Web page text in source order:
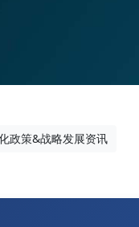
政策&战略发展资讯